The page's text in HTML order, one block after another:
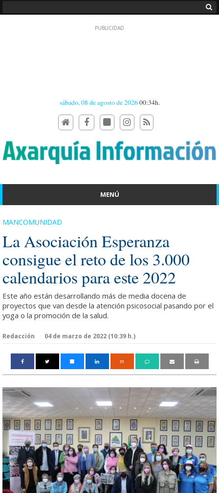
sábado, 08 de agosto de 202600:34h.
MENÚ
MANCOMUNIDAD
La Asociación Esperanza
consigue el reto de los 3.000
calendarios para este 2022
Este año están desarrollando más de media docena de
proyectos que van desde la atención psicosocial pasando por el
yoga o la promoción de la salud.
Redacción 04 de marzo de 2022 (10:39 h.)
m